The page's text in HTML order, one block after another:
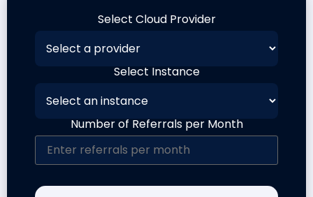
Select Cloud Provider
Select Instance
Number of Referrals per Month